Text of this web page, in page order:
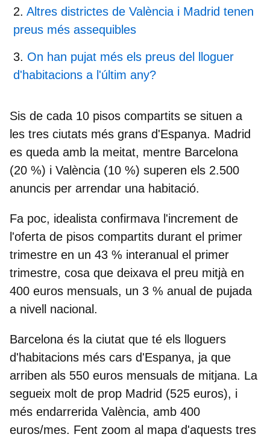
Altres districtes de València i Madrid tenen
preus més assequibles
On han pujat més els preus del lloguer
d'habitacions a l'últim any?
Sis de cada 10 pisos compartits se situen a
les tres ciutats més grans d'Espanya. Madrid
es queda amb la meitat, mentre Barcelona
(20 %) i València (10 %) superen els 2.500
anuncis per arrendar una habitació.
Fa poc, idealista confirmava l'increment de
l'oferta de pisos compartits durant el primer
trimestre en un 43 % interanual el primer
trimestre, cosa que deixava el preu mitjà en
400 euros mensuals, un 3 % anual de pujada
a nivell nacional.
Barcelona és la ciutat que té els lloguers
d'habitacions més cars d'Espanya, ja que
arriben als 550 euros mensuals de mitjana. La
segueix molt de prop Madrid (525 euros), i
més endarrerida València, amb 400
euros/mes. Fent zoom al mapa d'aquests tres